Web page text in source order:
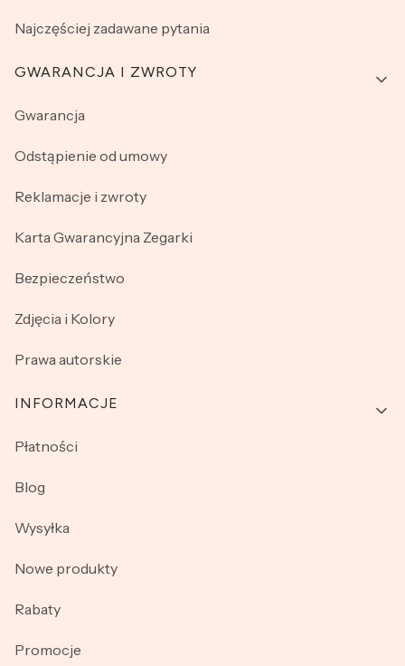
Najczęściej zadawane pytania
GWARANCJA I ZWROTY
Gwarancja
Odstąpienie od umowy
Reklamacje i zwroty
Karta Gwarancyjna Zegarki
Bezpieczeństwo
Zdjęcia i Kolory
Prawa autorskie
INFORMACJE
Płatności
Blog
Wysyłka
Nowe produkty
Rabaty
Promocje